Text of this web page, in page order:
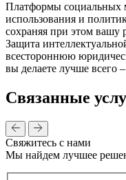
Платформы социальных
использования и
сохраняя при этом вашу
Защита
всестороннюю
вы делаете лучше всего
Связанные
Свяжитесь с нами
Мы найдем лучшее